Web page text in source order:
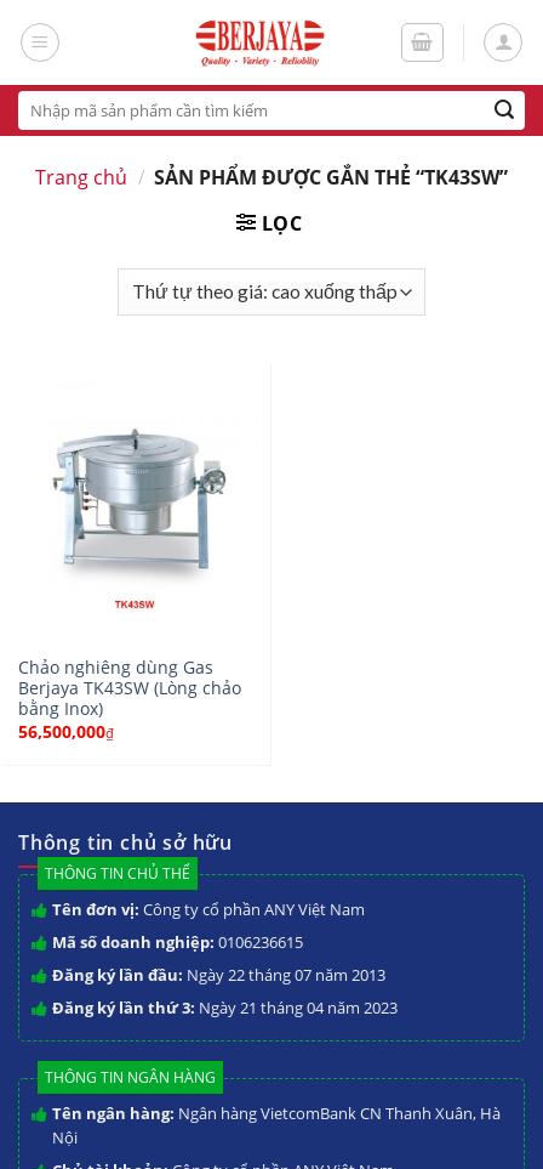
Tìm
kiếm:
Trang chủ / SẢN PHẨM ĐƯỢC GẮN THẺ “TK43SW”
LỌC
Chảo nghiêng dùng Gas
Berjaya TK43SW (Lòng chảo
bằng Inox)
56,500,000₫
Thông tin chủ sở hữu
THÔNG TIN CHỦ THỂ
Tên đơn vị: Công ty cổ phần ANY Việt Nam
Mã số doanh nghiệp: 0106236615
Đăng ký lần đầu: Ngày 22 tháng 07 năm 2013
Đăng ký lần thứ 3: Ngày 21 tháng 04 năm 2023
THÔNG TIN NGÂN HÀNG
Tên ngân hàng: Ngân hàng VietcomBank CN Thanh Xuân, Hà
Nội